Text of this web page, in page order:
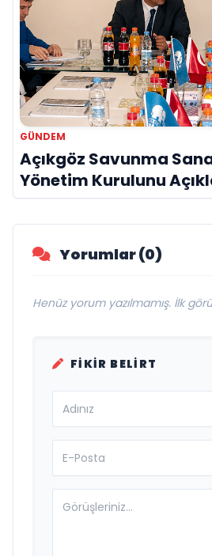
GÜNDEM
Arabesk müziğin
Cansever 59 yaşında
GÜNDEM
Saç Simülasyonunda